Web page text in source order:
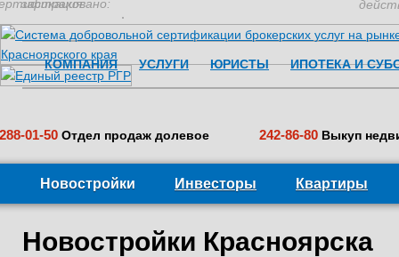
застраховано:
КОМПАНИЯ УСЛУГИ ЮРИСТЫ ИПОТЕКА И
288-01-50 Отдел продаж долевое 242-86-80 Выкуп
Новостройки Инвесторы Квартиры
Новостройки Красноярска